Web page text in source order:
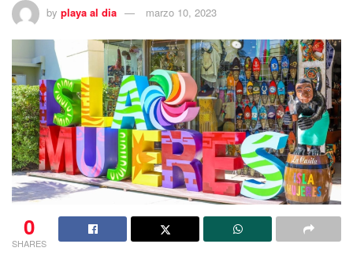
by playa al dia marzo 10, 2023
0
SHARES